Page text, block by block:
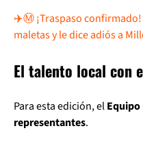
✈️Ⓜ️ ¡Traspaso confirmado!
maletas y le dice adiós a
El talento local con
Para esta edición, el
representantes.